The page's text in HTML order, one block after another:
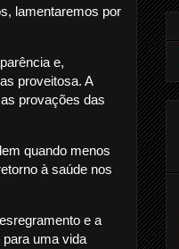
lamentaremos por
e,
proveitosa. A
provações das
quando menos
à saúde nos
e a
uma vida